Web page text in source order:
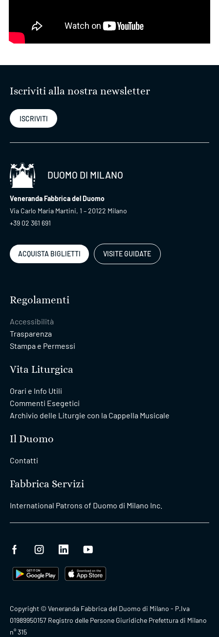
Iscriviti alla nostra newsletter
ISCRIVITI
DUOMO DI MILANO
Veneranda Fabbrica del Duomo
Via Carlo Maria Martini, 1 – 20122 Milano
+39 02 361 691
ACQUISTA BIGLIETTI VISITE GUIDATE
Regolamenti
Accessibilità
Trasparenza
Stampa e Permessi
Vita Liturgica
Orari e Info Utili
Commenti Esegetici
Archivio delle Liturgie con la Cappella Musicale
Il Duomo
Contatti
Fabbrica Servizi
International Patrons of Duomo di Milano Inc.
Copyright © Veneranda Fabbrica del Duomo di Milano - P.Iva
01989950157 Registro delle Persone Giuridiche Prefettura di Milano
n° 315